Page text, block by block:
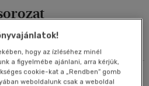
Rendezés
növekvő
hogy az ízléséhez minél
a figyelmébe ajánlani, arra kérjük,
cookie-kat a „Rendben” gomb
weboldalunk csak a weboldal